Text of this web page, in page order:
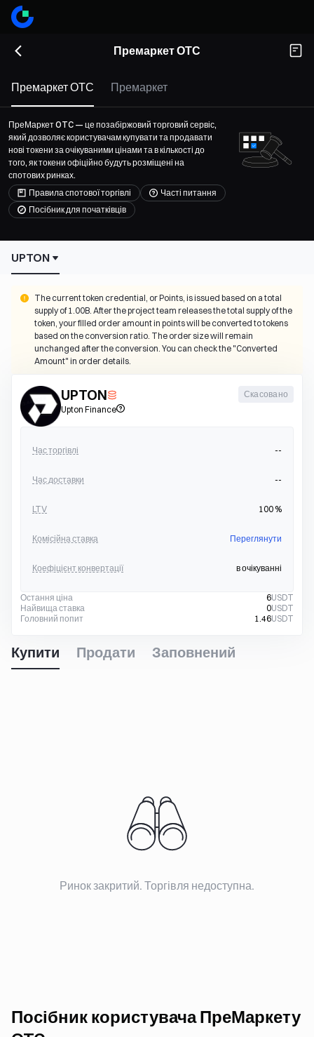
Премаркет ОТС
Премаркет ОТС Премаркет
ПреМаркет OTC — це позабіржовий торговий сервіс,
який дозволяє користувачам купувати та продавати
нові токени за очікуваними цінами та в кількості до
того, як токени офіційно будуть розміщені на
спотових ринках.
Правила спотової торгівлі
Часті питання
Посібник для початківців
UPTON
The current token credential, or Points, is issued based on a total
supply of 1.00B. After the project team releases the total supply of the
token, your filled order amount in points will be converted to tokens
based on the conversion ratio. The order size will remain
unchanged after the conversion. You can check the "Converted
Amount" in order details.
UPTON
Upton Finance
Скасовано
Час торгівлі --
Час доставки --
LTV 100 %
Комісійна ставка Переглянути
Коефіцієнт конвертації в очікуванні
Остання ціна 6USDT
Найвища ставка
0USDT
Головний попит
1.46USDT
Купити Продати Заповнений
Ринок закритий. Торгівля недоступна.
Посібник користувача ПреМаркету